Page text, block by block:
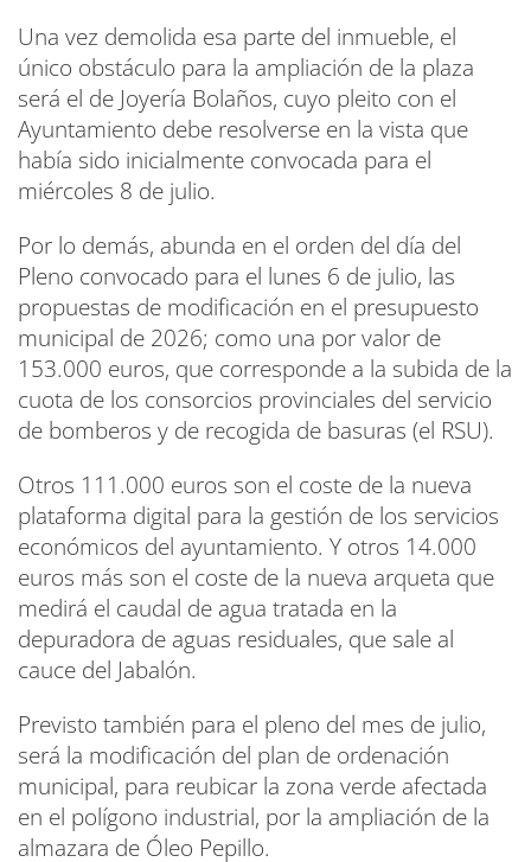
Una vez demolida esa parte del inmueble, el
único obstáculo para la ampliación de la plaza
será el de Joyería Bolaños, cuyo pleito con el
Ayuntamiento debe resolverse en la vista que
había sido inicialmente convocada para el
miércoles 8 de julio.
Por lo demás, abunda en el orden del día del
Pleno convocado para el lunes 6 de julio, las
propuestas de modificación en el presupuesto
municipal de 2026; como una por valor de
153.000 euros, que corresponde a la subida de la
cuota de los consorcios provinciales del servicio
de bomberos y de recogida de basuras (el RSU).
Otros 111.000 euros son el coste de la nueva
plataforma digital para la gestión de los servicios
económicos del ayuntamiento. Y otros 14.000
euros más son el coste de la nueva arqueta que
medirá el caudal de agua tratada en la
depuradora de aguas residuales, que sale al
cauce del Jabalón.
Previsto también para el pleno del mes de julio,
será la modificación del plan de ordenación
municipal, para reubicar la zona verde afectada
en el polígono industrial, por la ampliación de la
almazara de Óleo Pepillo.